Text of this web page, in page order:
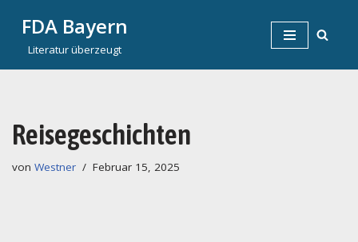
Zum
FDA Bayern
Literatur überzeugt
Reisegeschichten
von Westner Februar 15, 2025